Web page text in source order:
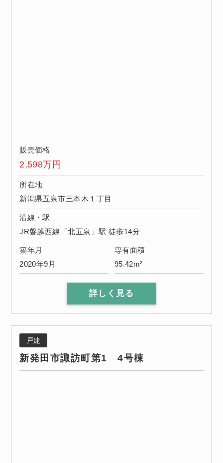
販売価格
2,598万円
所在地
新潟県五泉市三本木１丁目
沿線・駅
JR磐越西線「北五泉」駅 徒歩14分
築年月
2020年9月
専有面積
95.42m²
詳しく見る
戸建
新発田市諏訪町第1 4号棟